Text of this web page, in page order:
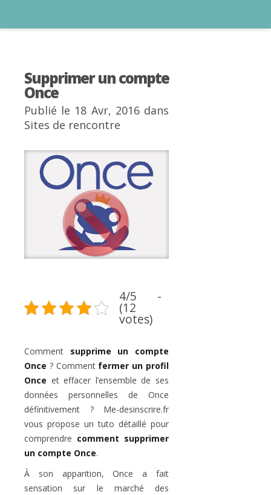
Supprimer un compte
Once
Publié le 18 Avr, 2016 dans
Sites de rencontre
4/5 -
(12
votes)
Comment supprime un compte
Once ? Comment fermer un profil
Once et effacer l’ensemble de ses
données personnelles de Once
définitivement ? Me-desinscrire.fr
vous propose un tuto détaillé pour
comprendre comment supprimer
un compte Once.
À son apparition, Once a fait
sensation sur le marché des